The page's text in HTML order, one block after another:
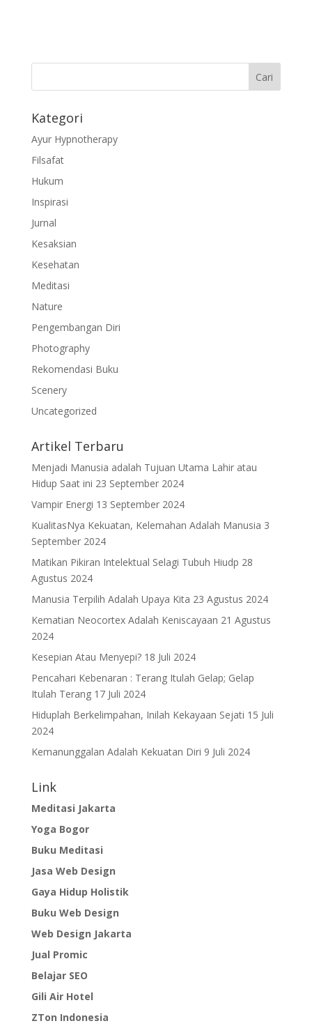
Kategori
Ayur Hypnotherapy
Filsafat
Hukum
Inspirasi
Jurnal
Kesaksian
Kesehatan
Meditasi
Nature
Pengembangan Diri
Photography
Rekomendasi Buku
Scenery
Uncategorized
Artikel Terbaru
Menjadi Manusia adalah Tujuan Utama Lahir atau
Hidup Saat ini 23 September 2024
Vampir Energi 13 September 2024
KualitasNya Kekuatan, Kelemahan Adalah Manusia 3
September 2024
Matikan Pikiran Intelektual Selagi Tubuh Hiudp 28
Agustus 2024
Manusia Terpilih Adalah Upaya Kita 23 Agustus 2024
Kematian Neocortex Adalah Keniscayaan 21 Agustus
2024
Kesepian Atau Menyepi? 18 Juli 2024
Pencahari Kebenaran : Terang Itulah Gelap; Gelap
Itulah Terang 17 Juli 2024
Hiduplah Berkelimpahan, Inilah Kekayaan Sejati 15 Juli
2024
Kemanunggalan Adalah Kekuatan Diri 9 Juli 2024
Link
Meditasi Jakarta
Yoga Bogor
Buku Meditasi
Jasa Web Design
Gaya Hidup Holistik
Buku Web Design
Web Design Jakarta
Jual Promic
Belajar SEO
Gili Air Hotel
ZTon Indonesia